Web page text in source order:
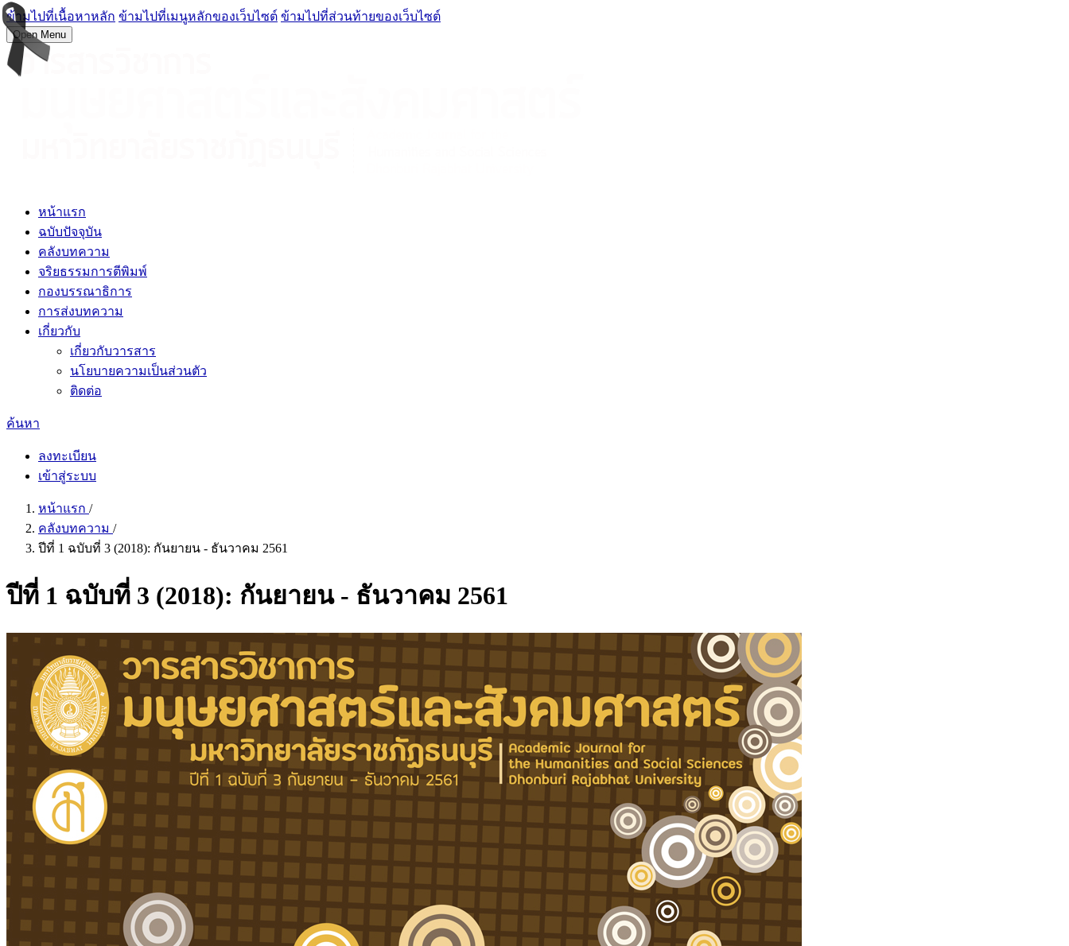
ข้ามไปที่เนื้อหาหลัก ข้ามไปที่เมนูหลักของเว็บไซต์ ข้ามไปที่ส่วนท้ายของเว็บไซต์
Open Menu
หน้าแรก
ฉบับปัจจุบัน
คลังบทความ
จริยธรรมการตีพิมพ์
กองบรรณาธิการ
การส่งบทความ
เกี่ยวกับ
เกี่ยวกับวารสาร
นโยบายความเป็นส่วนตัว
ติดต่อ
ค้นหา
ลงทะเบียน
เข้าสู่ระบบ
หน้าแรก /
คลังบทความ /
ปีที่ 1 ฉบับที่ 3 (2018): กันยายน - ธันวาคม 2561
ปีที่ 1 ฉบับที่ 3 (2018): กันยายน - ธันวาคม 2561